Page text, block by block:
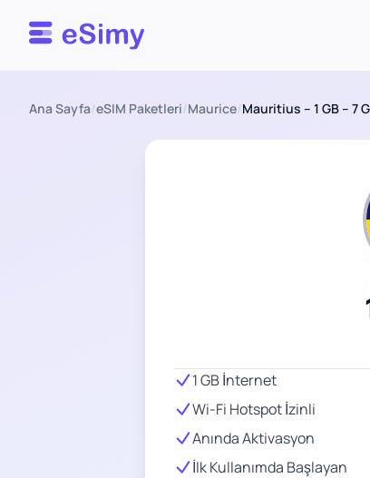
Esimy
Ana Sayfa/eSIM Paketleri/Maurice/Mauritius – 1 GB – 7
1 GB İnternet
Wi-Fi Hotspot İzinli
Anında Aktivasyon
İlk Kullanımda Başlayan